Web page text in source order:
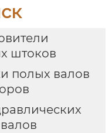
штоков
полых валов